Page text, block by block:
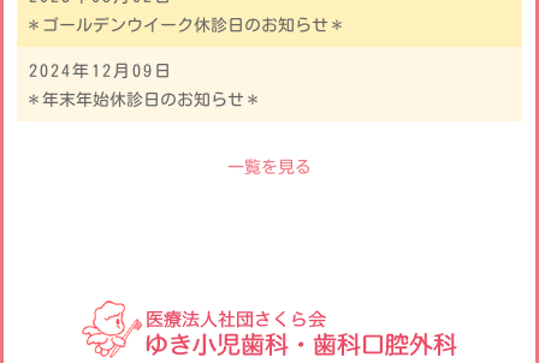
＊ゴールデンウイーク休診日のお知らせ＊
2024年12月09日
＊年末年始休診日のお知らせ＊
一覧を見る